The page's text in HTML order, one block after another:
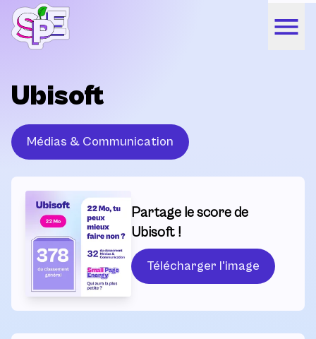
Ubisoft
Médias & Communication
Partage le score de
Ubisoft !
Télécharger l'image